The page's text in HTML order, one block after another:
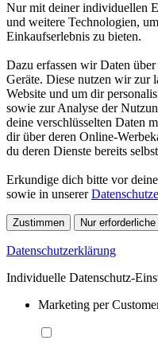
Nur mit deiner individuellen
und weitere Technologien,
Einkaufserlebnis zu bieten.
Dazu erfassen wir Daten
Geräte. Diese nutzen wir zur
Website und um dir
sowie zur Analyse der
deine verschlüsselten Daten
dir über deren Online-
du deren Dienste bereits
Erkundige dich bitte vor
sowie in unserer
Zustimmen Nur erforderliche
Datenschutzerklärung
Individuelle Datenschutz-
Marketing per